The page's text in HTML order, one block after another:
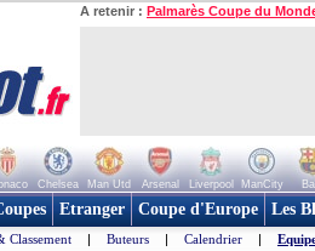
A retenir : Palmarès Coupe du
Chelsea Man Utd Arsenal Liverpool ManCity
Etranger Coupe d'Europe Les
Classement | Buteurs | Calendrier |